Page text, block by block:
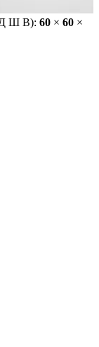
Ш В): 60 × 60 ×